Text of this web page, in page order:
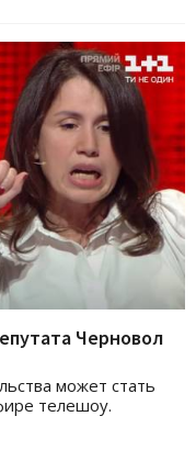
Черновол
может стать
телешоу.